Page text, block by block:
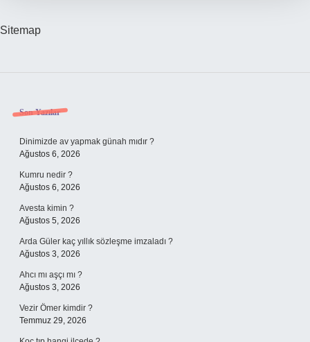
Sitemap
Sidebar
Son Yazılar
Dinimizde av yapmak günah mıdır ?
Ağustos 6, 2026
Kumru nedir ?
Ağustos 6, 2026
Avesta kimin ?
Ağustos 5, 2026
Arda Güler kaç yıllık sözleşme imzaladı ?
Ağustos 3, 2026
Ahcı mı aşçı mı ?
Ağustos 3, 2026
Vezir Ömer kimdir ?
Temmuz 29, 2026